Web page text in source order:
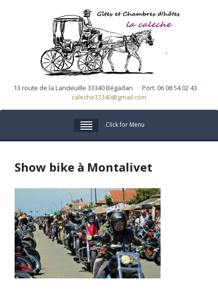
13 route de la Landeuille 33340 Bégadan · Port. 06 08 54 02 43 ·
caleche33340@gmail.com
Click for Menu
Show bike à Montalivet